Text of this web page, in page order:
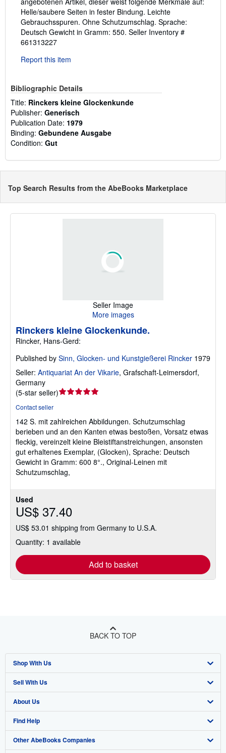
Helle/saubere Seiten in fester Bindung. Leichte
Gebrauchsspuren. Ohne Schutzumschlag. Sprache:
Deutsch Gewicht in Gramm: 550. Seller Inventory #
661313227
Report this item
Bibliographic Details
Title: Rinckers kleine Glockenkunde
Publisher: Generisch
Publication Date: 1979
Binding: Gebundene Ausgabe
Condition: Gut
Top Search Results from the AbeBooks Marketplace
Seller Image
More images
Used
US$ 37.40
US$ 53.01 shipping from Germany to U.S.A.
Quantity: 1 available
Add to basket
Rinckers kleine Glockenkunde.
Rincker, Hans-Gerd:
Published by Sinn, Glocken- und Kunstgießerei Rincker 1979
Seller: Antiquariat An der Vikarie, Grafschaft-Leimersdorf,
Germany
(5-star seller)Seller
out
of
5
stars
Contact seller
142 S. mit zahlreichen Abbildungen. Schutzumschlag
berieben und an den Kanten etwas bestoßen, Vorsatz etwas
fleckig, vereinzelt kleine Bleistiftanstreichungen, ansonsten
gut erhaltenes Exemplar, (Glocken), Sprache: Deutsch
Gewicht in Gramm: 600 8°., Original-Leinen mit
Schutzumschlag,
BACK TO TOP
Shop With Us
Advanced Search
Browse Collections
My Account
My Orders
Sell With Us
Start Selling
Join Our Affiliate Program
Book Buyback
About Us
About AbeBooks
Media
Find Help
Help
Other AbeBooks Companies